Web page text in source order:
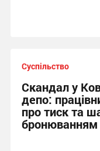
Суспільство
Скандал у
депо:
про тиск та
бронюванням